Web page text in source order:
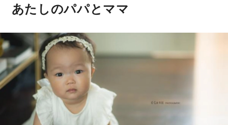
あたしのパパとママ